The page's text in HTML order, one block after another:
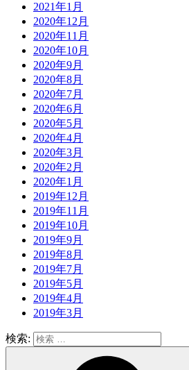
2021年1月
2020年12月
2020年11月
2020年10月
2020年9月
2020年8月
2020年7月
2020年6月
2020年5月
2020年4月
2020年3月
2020年2月
2020年1月
2019年12月
2019年11月
2019年10月
2019年9月
2019年8月
2019年7月
2019年5月
2019年4月
2019年3月
検索: